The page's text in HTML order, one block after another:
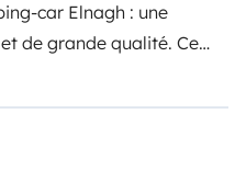
car Elnagh : une
de grande qualité. Ce
base de Fiat Ducato
puissant pour
d’Allemagne lui aussi